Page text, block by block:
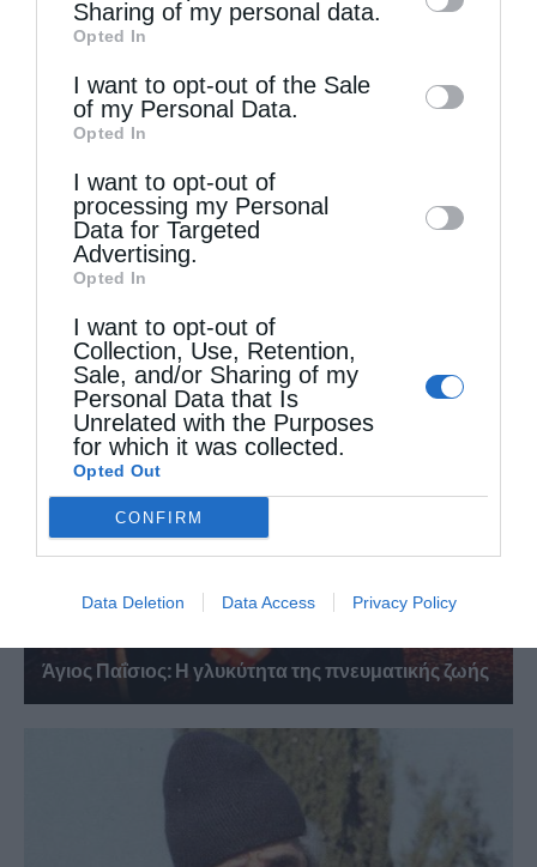
of downstream participants. This
information may also be disclosed by us to
third parties on theIAB’s List of
Downstream Participants
disclose it to other third parties.
Sharing of my personal data.
Opted In
I want to opt-out of the Sale
of my Personal Data.
Opted In
I want to opt-out of
processing my Personal
Data for Targeted
Advertising.
Opted In
I want to opt-out of
Collection, Use, Retention,
Sale, and/or Sharing of my
Personal Data that Is
Unrelated with the Purposes
for which it was collected.
Opted Out
CONFIRM
Data Deletion Data Access Privacy Policy
Όσα πρέπει να γνωρίζουμε για τη νηστεία του...
Άγιος Παΐσιος: Η γλυκύτητα της πνευματικής ζωής